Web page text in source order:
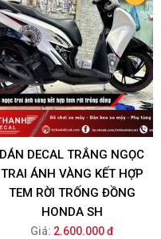
DÁN DECAL TRẮNG NGỌC
TRAI ÁNH VÀNG KẾT HỢP
TEM RỜI TRỐNG ĐỒNG
HONDA SH
Giá: 2.600.000 đ